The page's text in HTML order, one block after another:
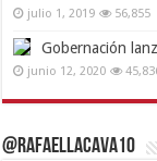
julio 1, 2019 56,855
Gobernación
junio 12, 2020
@RafaelLacava10